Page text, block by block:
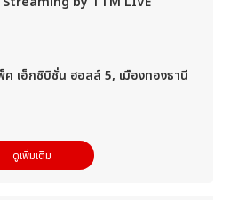
เอ็กซิบิชั่น ฮอลล์ 5, เมืองทองธานี
ดูเพิ่มเติม